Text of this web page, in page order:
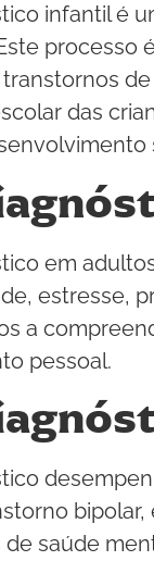
infantil é
processo
das
em
estresse,
a
pessoal.
de saúde